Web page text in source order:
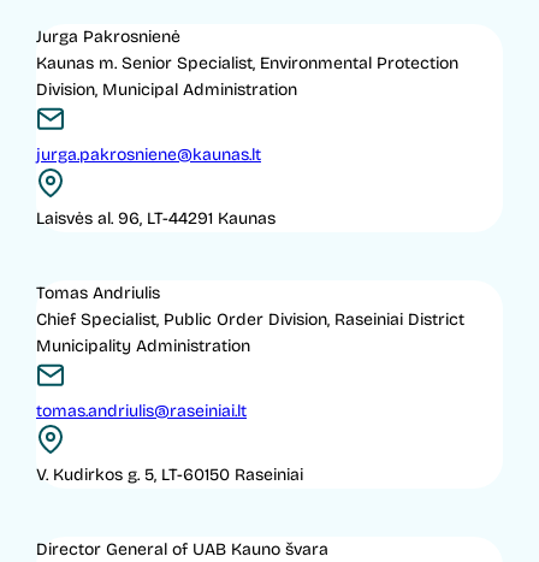
Jurga Pakrosnienė
Kaunas m. Senior Specialist, Environmental Protection
Division, Municipal Administration
jurga.pakrosniene@kaunas.lt
Laisvės al. 96, LT-44291 Kaunas
Tomas Andriulis
Chief Specialist, Public Order Division, Raseiniai District
Municipality Administration
tomas.andriulis@raseiniai.lt
V. Kudirkos g. 5, LT-60150 Raseiniai
Director General of UAB Kauno švara